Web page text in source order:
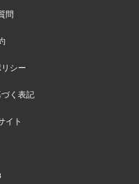
問
シー
く表記
イト